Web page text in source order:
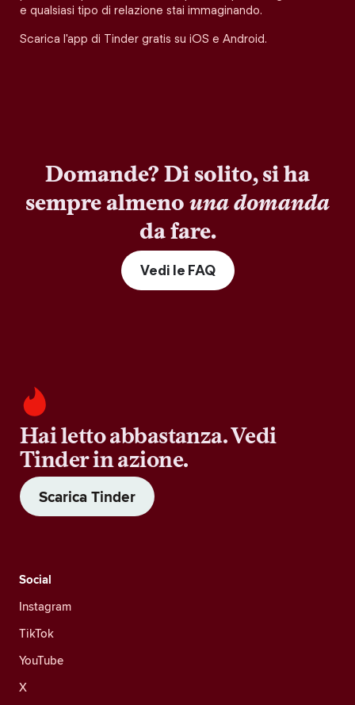
e qualsiasi tipo di relazione stai immaginando.
Scarica l'app di Tinder gratis su iOS e Android.
Domande? Di solito, si ha
sempre almeno una domanda
da fare.
Vedi le FAQ
Hai letto abbastanza. Vedi
Tinder in azione.
Scarica Tinder
Social
Instagram
TikTok
YouTube
X